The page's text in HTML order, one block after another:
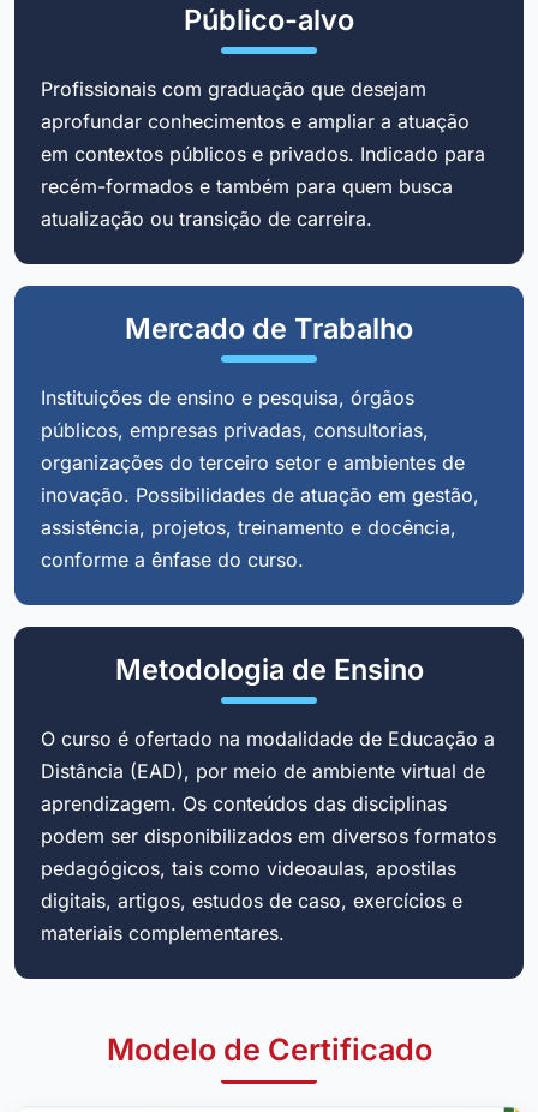
Público-alvo
Profissionais com graduação que desejam
aprofundar conhecimentos e ampliar a atuação
em contextos públicos e privados. Indicado para
recém-formados e também para quem busca
atualização ou transição de carreira.
Mercado de Trabalho
Instituições de ensino e pesquisa, órgãos
públicos, empresas privadas, consultorias,
organizações do terceiro setor e ambientes de
inovação. Possibilidades de atuação em gestão,
assistência, projetos, treinamento e docência,
conforme a ênfase do curso.
Metodologia de Ensino
O curso é ofertado na modalidade de Educação a
Distância (EAD), por meio de ambiente virtual de
aprendizagem. Os conteúdos das disciplinas
podem ser disponibilizados em diversos formatos
pedagógicos, tais como videoaulas, apostilas
digitais, artigos, estudos de caso, exercícios e
materiais complementares.
Modelo de Certificado